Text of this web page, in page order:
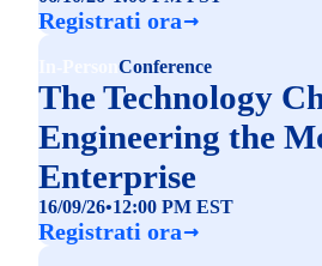
Registrati ora
Conference
The Technology
Engineering the
Enterprise
16/09/26•12:00 PM EST
Registrati ora